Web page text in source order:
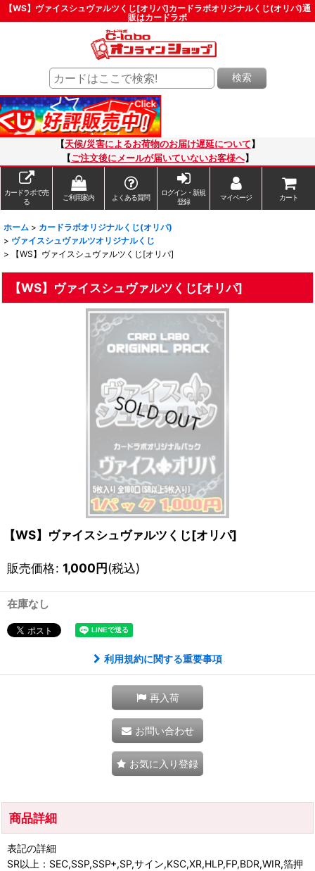
【WS】ヴァイスシュヴァルツくじ[オリパ]カードラボオリジナルくじ(オリパ)通
販はカードラボ
検索
【天候/災害によるお荷物のお届け遅延について 】
【ご注文後にメールが届いていないお客様へ】
カードラボで売
る
ご利用案内 よくある質問
ログイン・新規
登録
マイページ カート
ホーム > カードラボオリジナルくじ(オリパ)
> ヴァイスシュヴァルツオリジナルくじ
>
【WS】ヴァイスシュヴァルツくじ[オリパ]
【WS】ヴァイスシュヴァルツくじ[オリパ]
【WS】ヴァイスシュヴァルツくじ[オリパ]
販売価格: 1,000円(税込)
在庫なし
利用規約に関する重要事項
再入荷
お問い合わせ
お気に入り登録
商品詳細
表記の詳細
SR以上：SEC,SSP,SSP+,SP,サイン,KSC,XR,HLP,FP,BDR,WIR,箔押